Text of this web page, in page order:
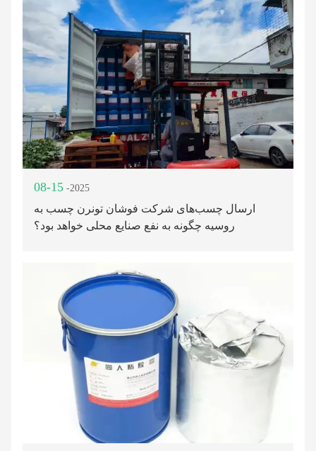
08-15 -2025
ارسال چسب‌های شرکت فوشان تونرن چسب به
روسیه چگونه به نفع صنایع محلی خواهد بود؟